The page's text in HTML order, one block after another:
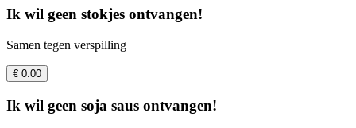
Ik wil geen stokjes ontvangen!
Samen tegen verspilling
€ 0.00
Ik wil geen soja saus ontvangen!